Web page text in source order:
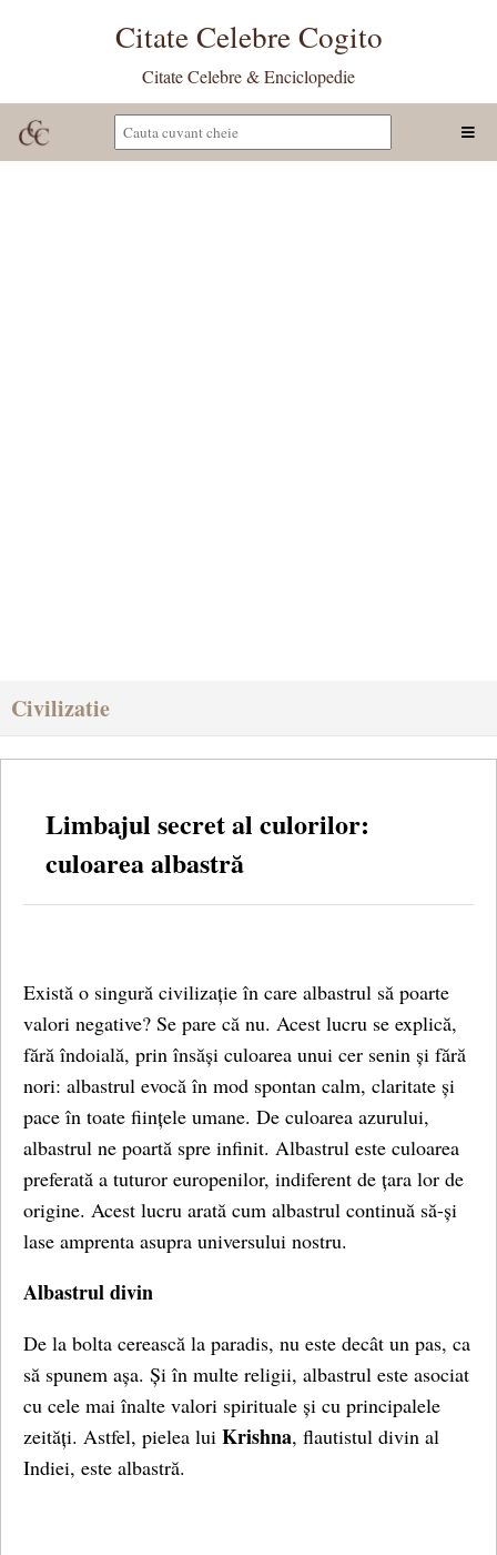
Citate Celebre Cogito
Citate Celebre & Enciclopedie
Civilizatie
Limbajul secret al culorilor:
culoarea albastră
Există o singură civilizație în care albastrul să poarte
valori negative? Se pare că nu. Acest lucru se explică,
fără îndoială, prin însăși culoarea unui cer senin și fără
nori: albastrul evocă în mod spontan calm, claritate și
pace în toate ființele umane. De culoarea azurului,
albastrul ne poartă spre infinit. Albastrul este culoarea
preferată a tuturor europenilor, indiferent de țara lor de
origine. Acest lucru arată cum albastrul continuă să-și
lase amprenta asupra universului nostru.
Albastrul divin
De la bolta cerească la paradis, nu este decât un pas, ca
să spunem așa. Și în multe religii, albastrul este asociat
cu cele mai înalte valori spirituale și cu principalele
zeități. Astfel, pielea lui Krishna, flautistul divin al
Indiei, este albastră.